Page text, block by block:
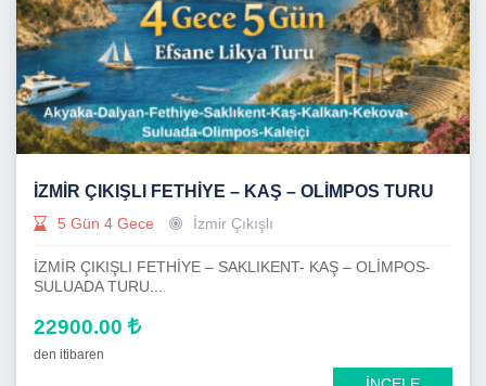
İZMİR ÇIKIŞLI FETHİYE – KAŞ – OLİMPOS TURU
5 Gün 4 Gece İzmir Çıkışlı
İZMİR ÇIKIŞLI FETHİYE – SAKLIKENT- KAŞ – OLİMPOS-
SULUADA TURU...
22900.00
den itibaren